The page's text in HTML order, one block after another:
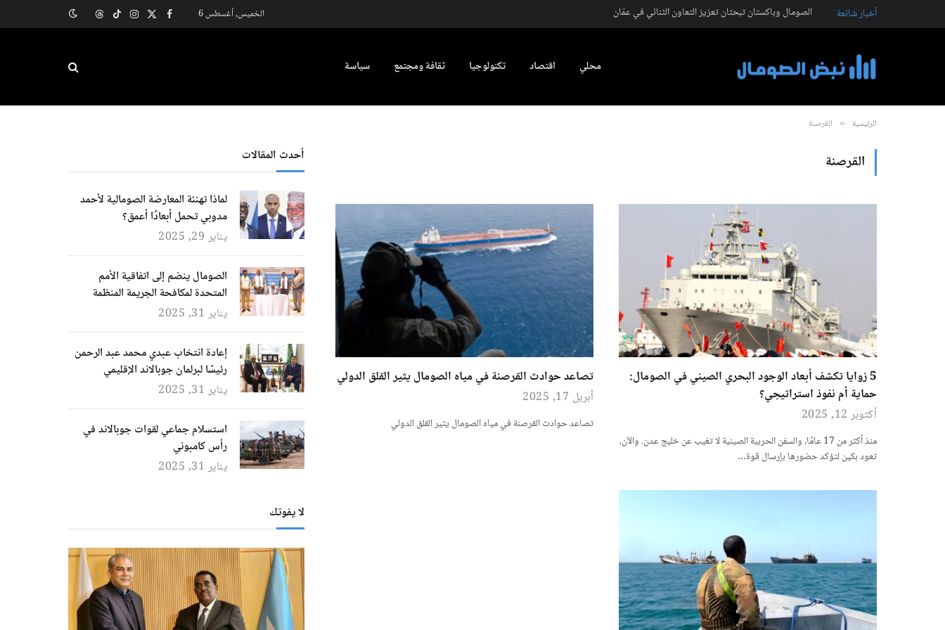
أخبار شائعة الصومال وباكستان تبحثان تعزيز التعاون الثنائي في عمّان الخميس, أغسطس 6 فيسبوك
X
الانستغرام
تيكتوكThreads
محلي اقتصاد تكنولوجيا ثقافة ومجتمع سياسة
الرئيسية » القرصنة
القرصنة
5 زوايا تكشف أبعاد الوجود البحري الصيني في الصومال:
حماية أم نفوذ استراتيجي؟
أكتوبر 12, 2025
منذ أكثر من 17 عامًا، والسفن الحربية الصينية لا تغيب عن خليج عدن. والآن،
تعود بكين لتؤكد حضورها بإرسال قوة…
تصاعد حوادث القرصنة في مياه الصومال يثير القلق الدولي
أبريل 17, 2025
تصاعد حوادث القرصنة في مياه الصومال يثير القلق الدولي
أحدث المقالات
لماذا تهنئة المعارضة الصومالية لأحمد
مدوبي تحمل أبعادًا أعمق؟
يناير 29, 2025
الصومال ينضم إلى اتفاقية الأمم
المتحدة لمكافحة الجريمة المنظمة
يناير 31, 2025
إعادة انتخاب عبدي محمد عبد الرحمن
رئيسًا لبرلمان جوبالاند الإقليمي
يناير 31, 2025
استسلام جماعي لقوات جوبالاند في
رأس كامبوني
يناير 31, 2025
لا يفوتك